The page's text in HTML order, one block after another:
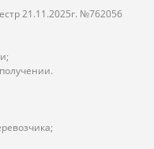
21.11.2025г. №762056